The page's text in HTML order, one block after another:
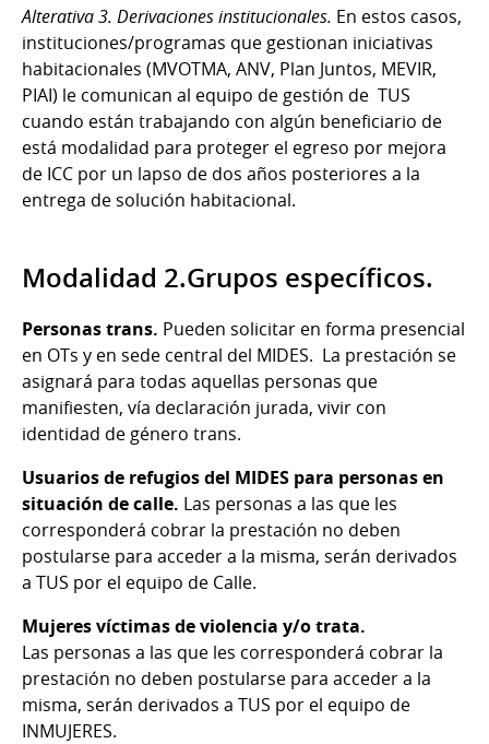
Alterativa 3. Derivaciones institucionales. En estos casos,
instituciones/programas que gestionan iniciativas
habitacionales (MVOTMA, ANV, Plan Juntos, MEVIR,
PIAI) le comunican al equipo de gestión de TUS
cuando están trabajando con algún beneficiario de
está modalidad para proteger el egreso por mejora
de ICC por un lapso de dos años posteriores a la
entrega de solución habitacional.
Modalidad 2.Grupos específicos.
Personas trans. Pueden solicitar en forma presencial
en OTs y en sede central del MIDES. La prestación se
asignará para todas aquellas personas que
manifiesten, vía declaración jurada, vivir con
identidad de género trans.
Usuarios de refugios del MIDES para personas en
situación de calle. Las personas a las que les
corresponderá cobrar la prestación no deben
postularse para acceder a la misma, serán derivados
a TUS por el equipo de Calle.
Mujeres víctimas de violencia y/o trata.
Las personas a las que les corresponderá cobrar la
prestación no deben postularse para acceder a la
misma, serán derivados a TUS por el equipo de
INMUJERES.